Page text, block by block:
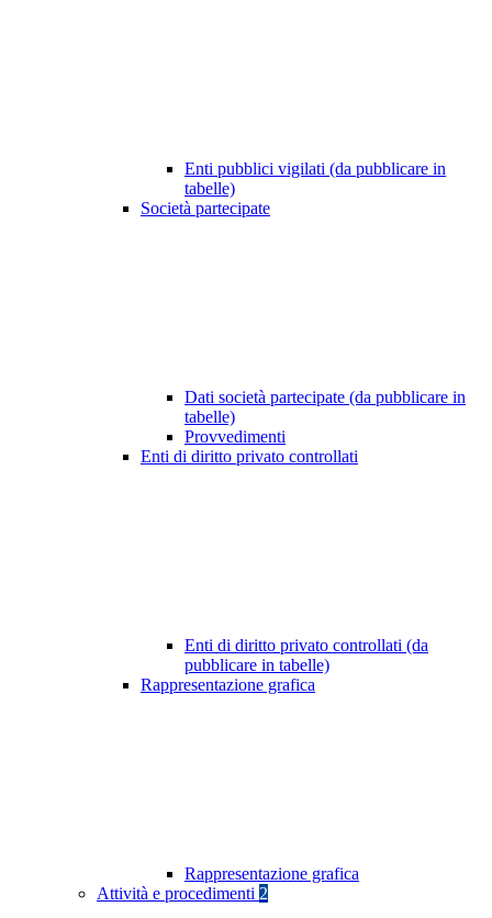
Enti pubblici vigilati (da pubblicare in
tabelle)
Società partecipate
Dati società partecipate (da pubblicare in
tabelle)
Provvedimenti
Enti di diritto privato controllati
Enti di diritto privato controllati (da
pubblicare in tabelle)
Rappresentazione grafica
Rappresentazione grafica
Attività e procedimenti 2